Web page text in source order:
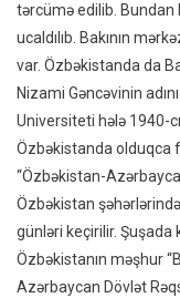
tərcümə edilib. Bundan
ucaldılıb. Bakının
var. Özbəkistanda da
Nizami Gəncəvinin
Universiteti hələ 1940-
Özbəkistanda olduqca
“Özbəkistan-
Özbəkistan
günləri keçirilir. Şuşada
Özbəkistanın məşhur
Azərbaycan Dövlət